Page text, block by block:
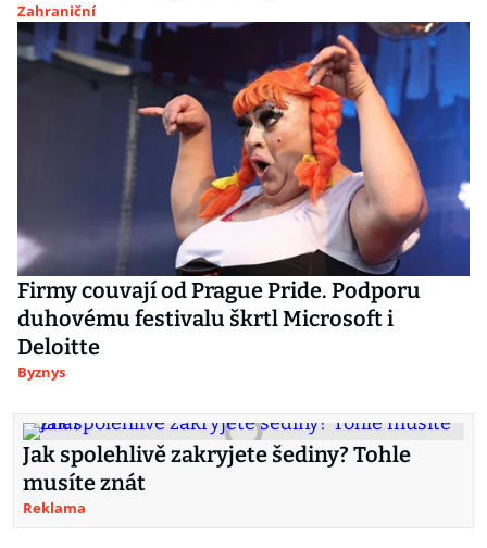
Zahraniční
Firmy couvají od Prague Pride. Podporu
duhovému festivalu škrtl Microsoft i
Deloitte
Byznys
Jak spolehlivě zakryjete šediny? Tohle
musíte znát
Reklama